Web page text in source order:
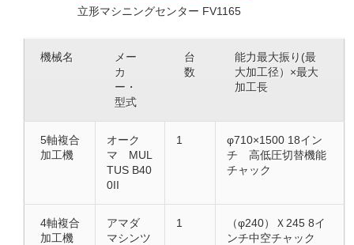
立形マシニングセンター FV1165
機械名
メー
カ
ー・
型式
台
数
能力最大振り(最
大加工径）×最大
加工長
5軸複合
加工機
オーク
マ MUL
TUS B40
0II
1
φ710×1500 18イン
チ 高低圧切替機能
チャック
4軸複合
加工機
アマダ
マシンツ
1
（φ240）Ｘ245 8イ
ンチ中空チャック